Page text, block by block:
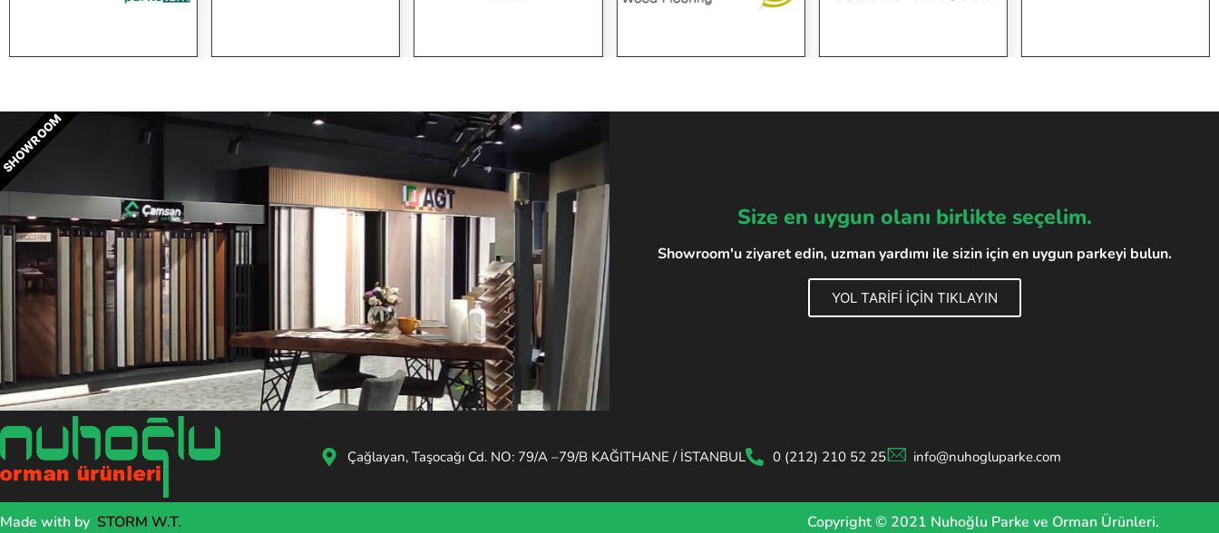
Size en uygun olanı birlikte seçelim.
Showroom'u ziyaret edin, uzman yardımı ile sizin için en uygun parkeyi bulun.
YOL TARİFİ İÇİN TIKLAYIN
SHOWROOM
Çağlayan, Taşocağı Cd. NO: 79/A –79/B KAĞITHANE / İSTANBUL 0 (212) 210 52 25 info@nuhogluparke.com
Made with by STORM W.T. Copyright © 2021 Nuhoğlu Parke ve Orman Ürünleri.